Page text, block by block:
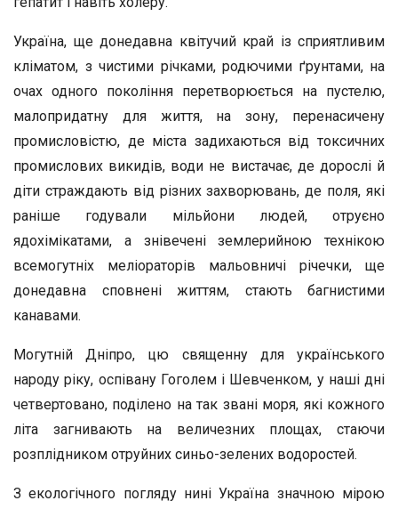
Україна, ще донедавна квітучий край із сприятливим
кліматом, з чистими річками, родючими ґрунтами, на
очах одного покоління перетворюється на пустелю,
малопридатну для життя, на зону, перенасичену
промисловістю, де міста задихаються від токсичних
промислових викидів, води не вистачає, де дорослі й
діти страждають від різних захворювань, де поля, які
раніше годували мільйони людей, отруєно
ядохімікатами, а знівечені землерийною технікою
всемогутніх меліораторів мальовничі річечки, ще
донедавна сповнені життям, стають багнистими
канавами.
Могутній Дніпро, цю священну для українського
народу ріку, оспівану Гоголем і Шевченком, у наші дні
четвертовано, поділено на так звані моря, які кожного
літа загнивають на величезних площах, стаючи
розплідником отруйних синьо-зелених водоростей.
З екологічного погляду нині Україна значною мірою